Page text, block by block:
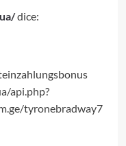
dice:
api.php?
tyronebradway7